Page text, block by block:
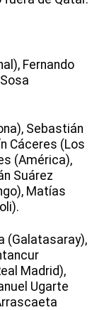
Fernando
Sebastián
Cáceres (Los
(América),
Suárez
Matías
(Galatasaray),
Madrid),
Ugarte